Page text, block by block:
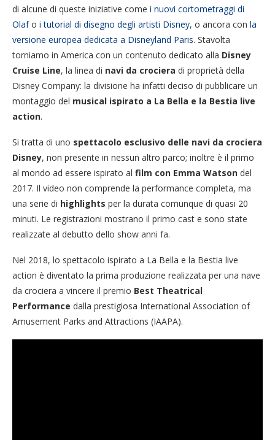
di alcune di queste iniziative come i nuovi cortometraggi di
Olafo i tutorial di disegno degli artisti Disney, o ancora con la
versione europea dedicata a Disneyland Paris. Stavolta
torniamo in America con un contenuto dedicato alla Disney
Cruise Line, la linea di navi da crociera di proprietà della
Disney Company: la divisione ha infatti deciso di pubblicare un
montaggio del musical ispirato a La Bella e la Bestia live
action.
Si tratta di uno spettacolo esclusivo delle navi da crociera
Disney, non presente in nessun altro parco; inoltre è il primo
al mondo ad essere ispirato al film con Emma Watson del
2017. Il video non comprende la performance completa, ma
una serie di highlights per la durata comunque di quasi 20
minuti. Le registrazioni mostrano il primo cast e sono state
realizzate al debutto dello show anni fa.
Nel 2018, lo spettacolo ispirato a La Bella e la Bestia live
action è diventato la prima produzione realizzata per una nave
da crociera a vincere il premio Best Theatrical
Performance dalla prestigiosa International Association of
Amusement Parks and Attractions (IAAPA).